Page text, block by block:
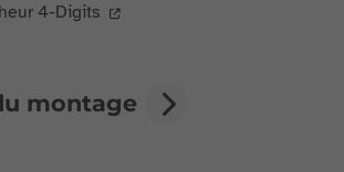
4-Digits
montage